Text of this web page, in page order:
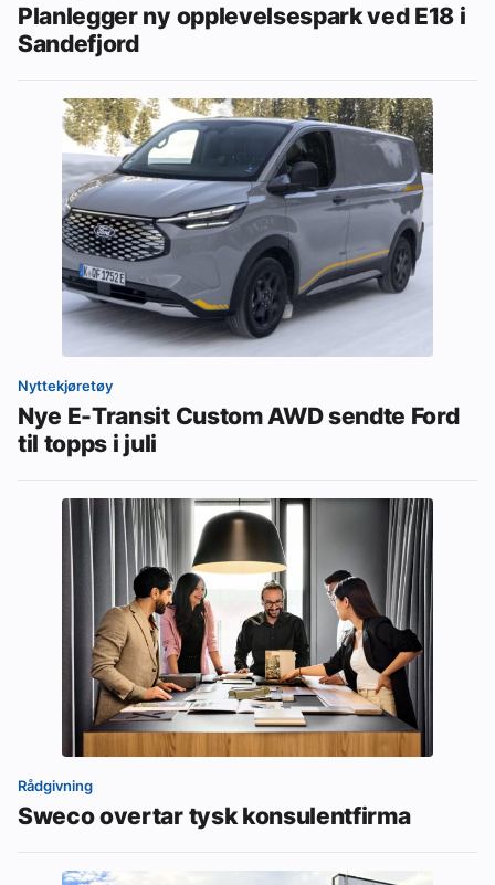
Planlegger ny opplevelsespark ved E18 i
Sandefjord
Nyttekjøretøy
Nye E-Transit Custom AWD sendte Ford
til topps i juli
Rådgivning
Sweco overtar tysk konsulentfirma